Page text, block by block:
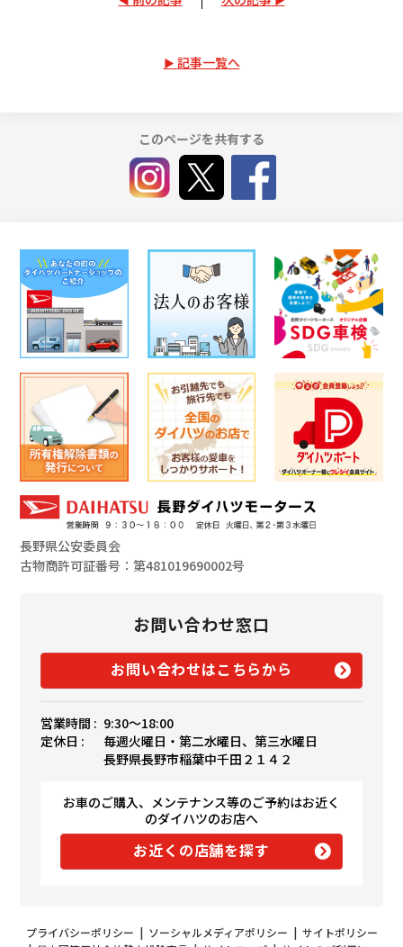
記事一覧へ
このページを共有する
長野県公安委員会
古物商許可証番号：第481019690002号
お問い合わせ窓口
お問い合わせはこちらから
営業時間 : 9:30〜18:00
定休日 :
毎週火曜日・第二水曜日、第三水曜日
長野県長野市稲葉中千田２１４２
お車のご購入、メンテナンス等のご予約はお近く
のダイハツのお店へ
お近くの店舗を探す
プライバシーポリシー | ソーシャルメディアポリシー | サイトポリシー